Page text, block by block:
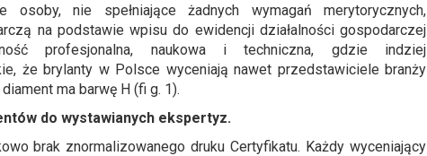
nie spełniające żadnych wymagań merytorycznych,
na podstawie wpisu do ewidencji działalności gospodarczej
profesjonalna, naukowa i techniczna, gdzie indziej
że brylanty w Polsce wyceniają nawet przedstawiciele branży
ma barwę H (fi g. 1).
do wystawianych ekspertyz.
brak znormalizowanego druku Certyfikatu. Każdy wyceniający